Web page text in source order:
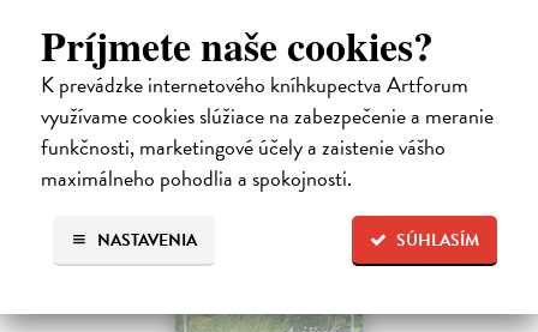
Príjmete naše cookies?
K prevádzke internetového kníhkupectva Artforum
využívame cookies slúžiace na zabezpečenie a meranie
funkčnosti, marketingové účely a zaistenie vášho
maximálneho pohodlia a spokojnosti.
SÚHLASÍM
NASTAVENIA
16,69 € ?